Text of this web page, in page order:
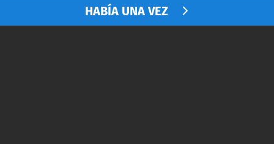
HABÍA UNA VEZ